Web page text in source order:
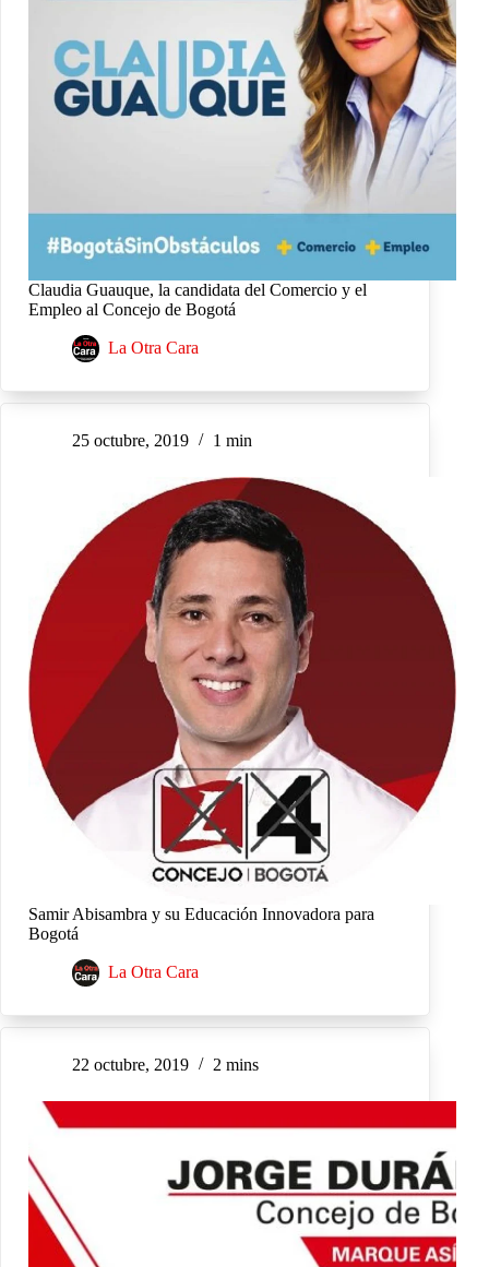
Claudia Guauque, la candidata del Comercio y el
Empleo al Concejo de Bogotá
La Otra Cara
25 octubre, 2019 1 min
Samir Abisambra y su Educación Innovadora para
Bogotá
La Otra Cara
22 octubre, 2019 2 mins